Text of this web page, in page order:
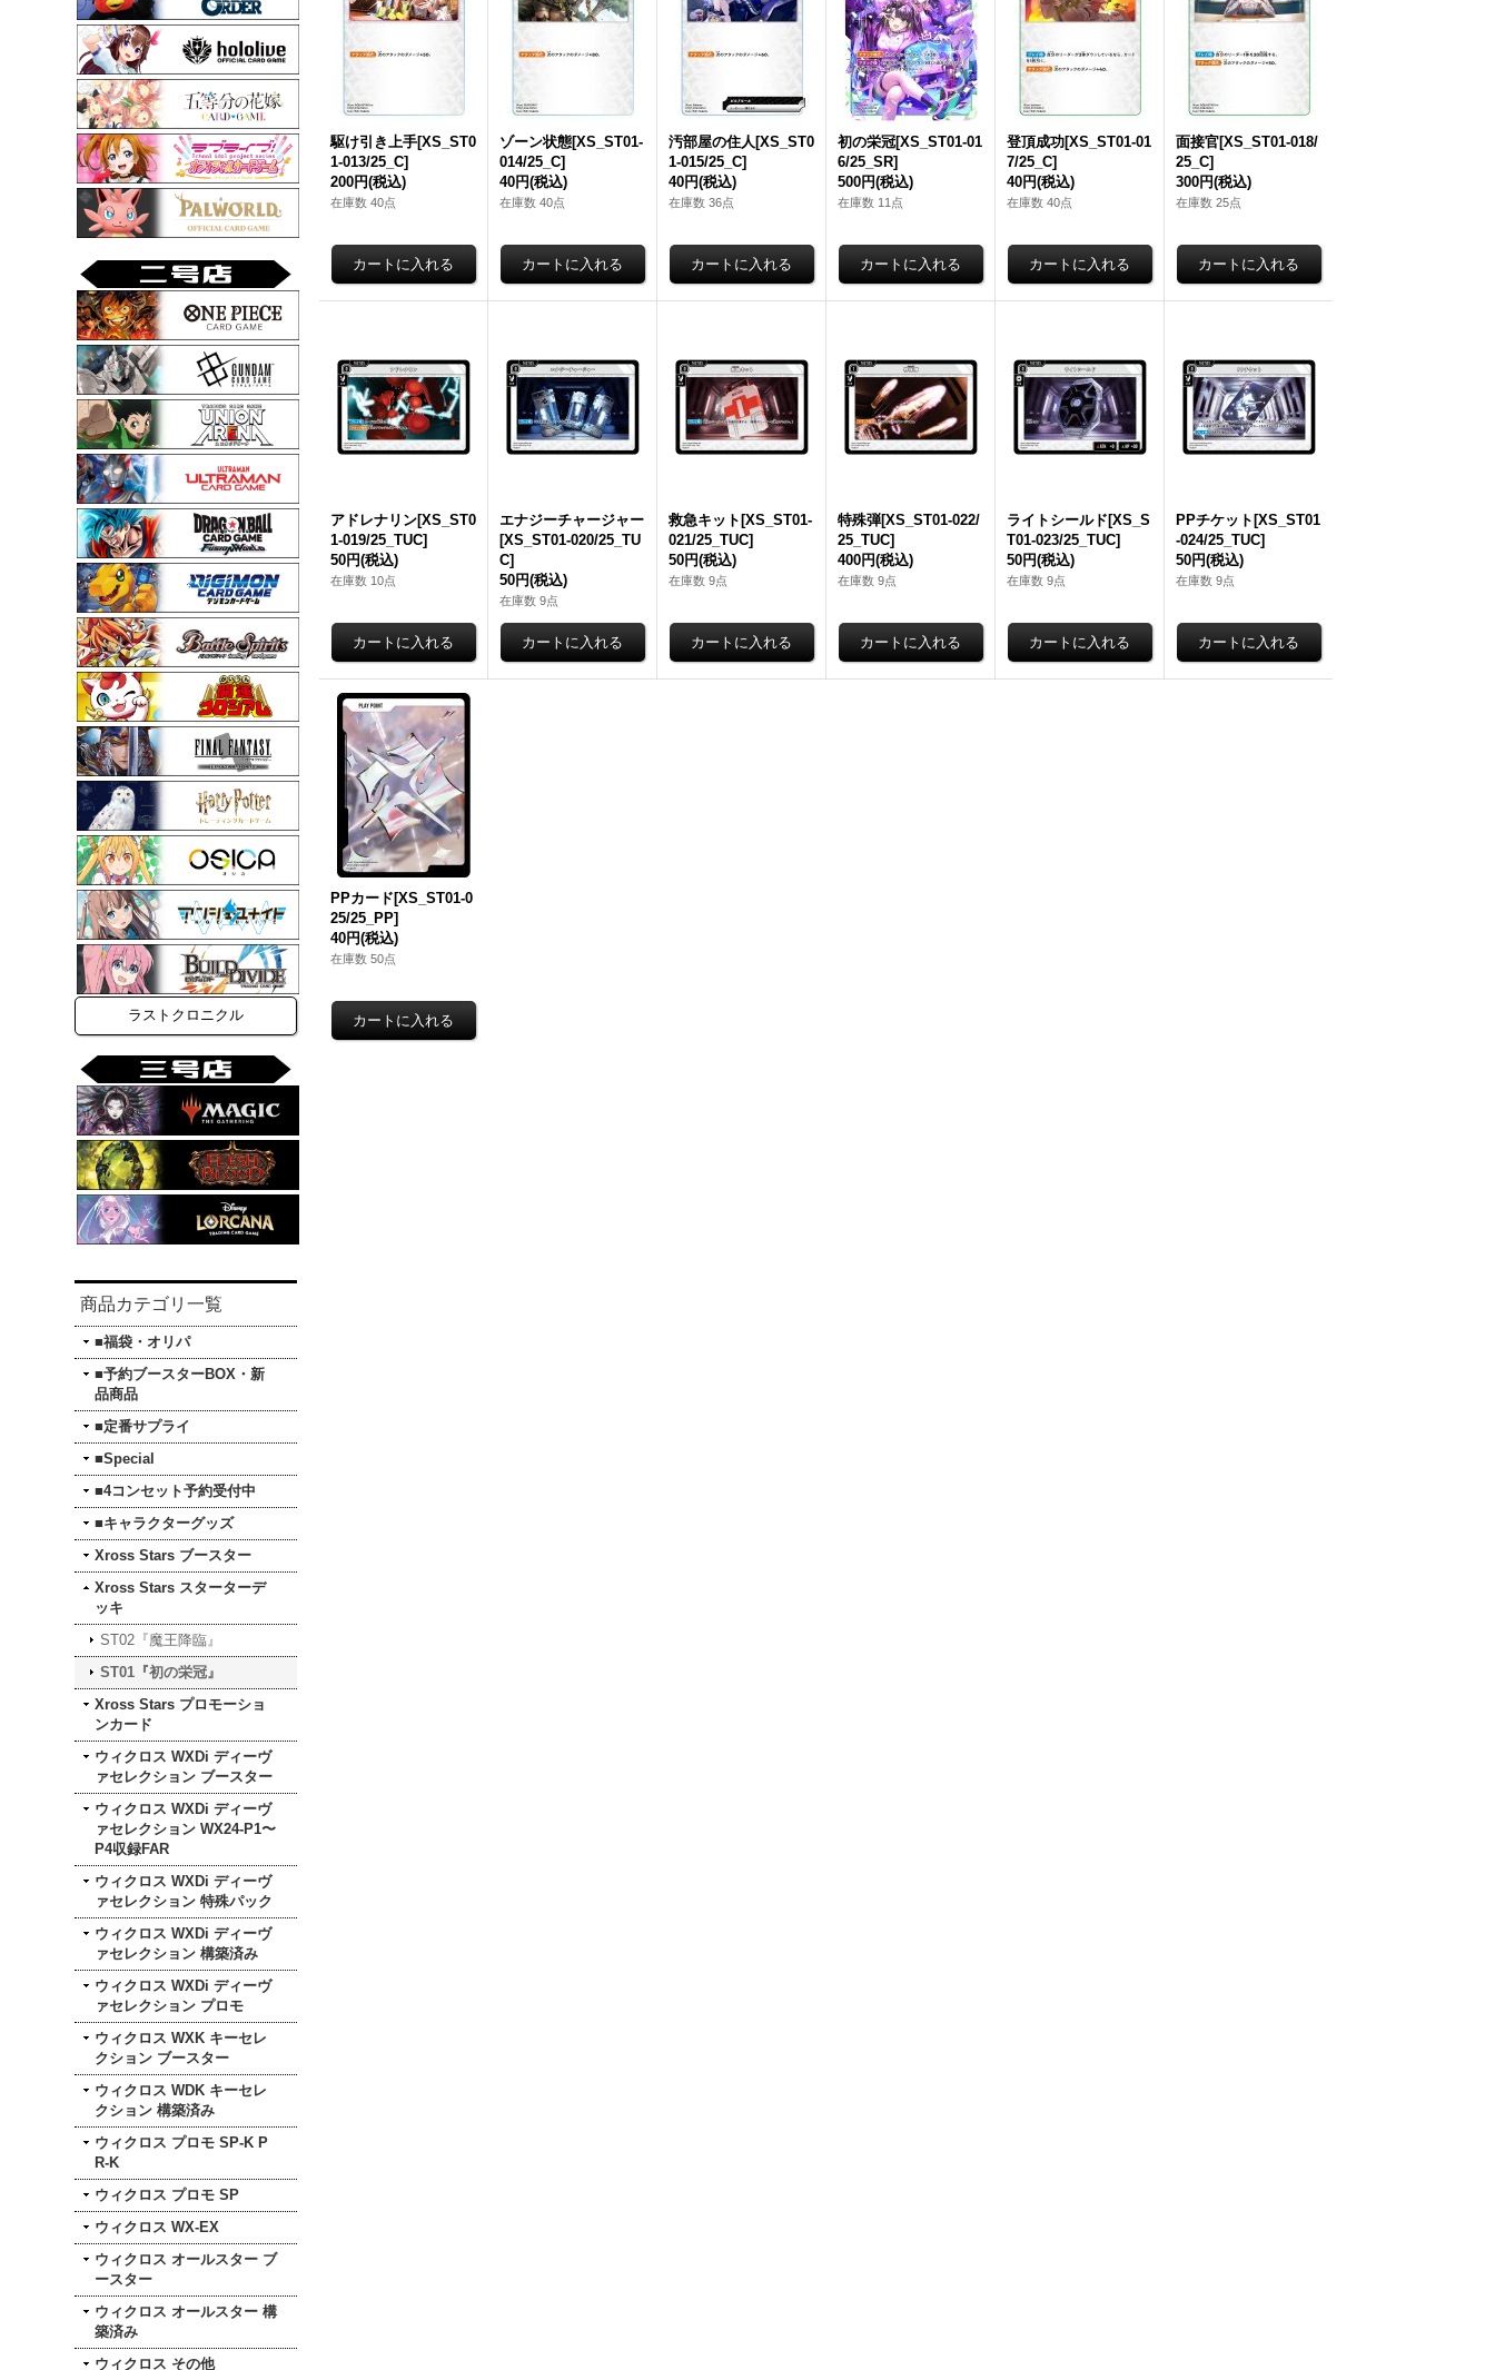
ラストクロニクル
商品カテゴリ一覧
■福袋・オリパ
■予約ブースターBOX・新
品商品
■定番サプライ
■Special
■4コンセット予約受付中
■キャラクターグッズ
Xross Stars ブースター
Xross Stars スターターデ
ッキ
ST02『魔王降臨』
ST01『初の栄冠』
Xross Stars プロモーショ
ンカード
ウィクロス WXDi ディーヴ
ァセレクション ブースター
ウィクロス WXDi ディーヴ
ァセレクション WX24-P1〜
P4収録FAR
ウィクロス WXDi ディーヴ
ァセレクション 特殊パック
ウィクロス WXDi ディーヴ
ァセレクション 構築済み
ウィクロス WXDi ディーヴ
ァセレクション プロモ
ウィクロス WXK キーセレ
クション ブースター
ウィクロス WDK キーセレ
クション 構築済み
ウィクロス プロモ SP-K P
R-K
ウィクロス プロモ SP
ウィクロス WX-EX
ウィクロス オールスター ブ
ースター
ウィクロス オールスター 構
築済み
ウィクロス その他
駆け引き上手[XS_ST0
1-013/25_C]
200円(税込)
在庫数 40点
ゾーン状態[XS_ST01-
014/25_C]
40円(税込)
在庫数 40点
汚部屋の住人[XS_ST0
1-015/25_C]
40円(税込)
在庫数 36点
初の栄冠[XS_ST01-01
6/25_SR]
500円(税込)
在庫数 11点
登頂成功[XS_ST01-01
7/25_C]
40円(税込)
在庫数 40点
面接官[XS_ST01-018/
25_C]
300円(税込)
在庫数 25点
アドレナリン[XS_ST0
1-019/25_TUC]
50円(税込)
在庫数 10点
エナジーチャージャー
[XS_ST01-020/25_TU
C]
50円(税込)
在庫数 9点
救急キット[XS_ST01-
021/25_TUC]
50円(税込)
在庫数 9点
特殊弾[XS_ST01-022/
25_TUC]
400円(税込)
在庫数 9点
ライトシールド[XS_S
T01-023/25_TUC]
50円(税込)
在庫数 9点
PPチケット[XS_ST01
-024/25_TUC]
50円(税込)
在庫数 9点
PPカード[XS_ST01-0
25/25_PP]
40円(税込)
在庫数 50点